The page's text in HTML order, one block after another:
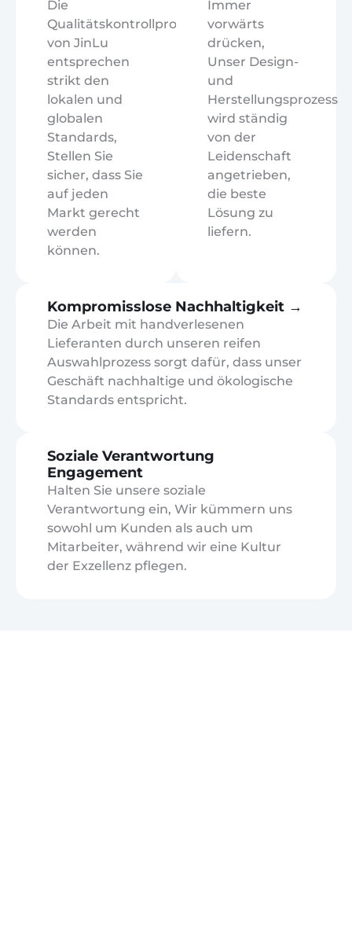
Die
Qualitätskontrollprotokolle
von JinLu
entsprechen
strikt den
lokalen und
globalen
Standards,
Stellen Sie
sicher, dass Sie
auf jeden
Markt gerecht
werden
können.
Immer
vorwärts
drücken,
Unser Design-
und
Herstellungsprozess
wird ständig
von der
Leidenschaft
angetrieben,
die beste
Lösung zu
liefern.
Kompromisslose Nachhaltigkeit →
Die Arbeit mit handverlesenen
Lieferanten durch unseren reifen
Auswahlprozess sorgt dafür, dass unser
Geschäft nachhaltige und ökologische
Standards entspricht.
Soziale Verantwortung
Engagement
Halten Sie unsere soziale
Verantwortung ein, Wir kümmern uns
sowohl um Kunden als auch um
Mitarbeiter, während wir eine Kultur
der Exzellenz pflegen.